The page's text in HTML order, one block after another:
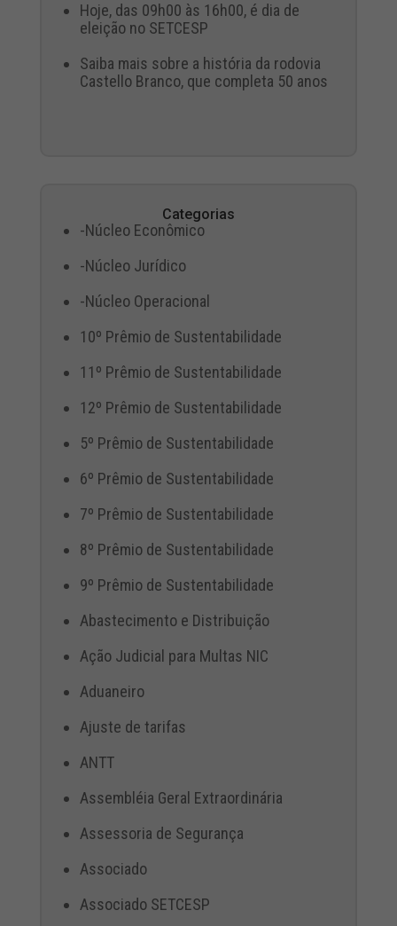
Hoje, das 09h00 às 16h00, é dia de
eleição no SETCESP
Saiba mais sobre a história da rodovia
Castello Branco, que completa 50 anos
Categorias
-Núcleo Econômico
-Núcleo Jurídico
-Núcleo Operacional
10º Prêmio de Sustentabilidade
11º Prêmio de Sustentabilidade
12º Prêmio de Sustentabilidade
5º Prêmio de Sustentabilidade
6º Prêmio de Sustentabilidade
7º Prêmio de Sustentabilidade
8º Prêmio de Sustentabilidade
9º Prêmio de Sustentabilidade
Abastecimento e Distribuição
Ação Judicial para Multas NIC
Aduaneiro
Ajuste de tarifas
ANTT
Assembléia Geral Extraordinária
Assessoria de Segurança
Associado
Associado SETCESP